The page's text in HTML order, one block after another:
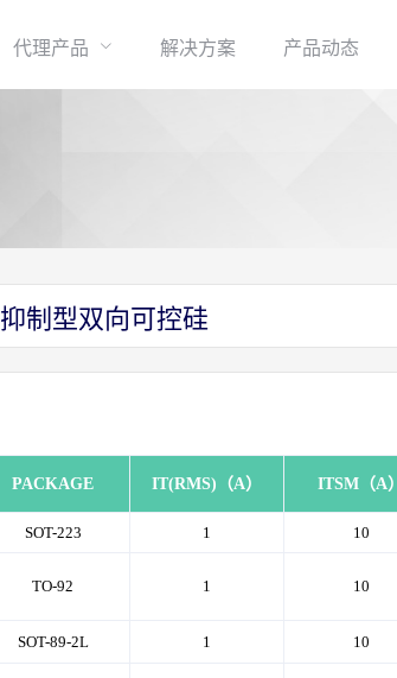
代理产品 解决方案 产品动态
制型双向可控硅
PACKAGE IT(RMS)（A） ITSM（A）
SOT-223 1 10
TO-92 1 10
SOT-89-2L 1 10